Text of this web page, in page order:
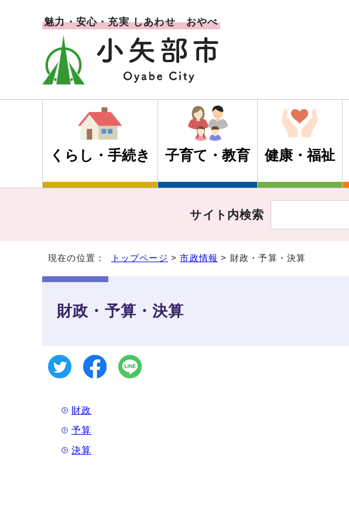
魅力・安心・充実 しあわせ おやべ
くらし・手続き 子育て・教育 健康・福祉
サイト内検索
現在の位置： トップページ >市政情報 > 財政・予算・決算
財政・予算・決算
財政
予算
決算